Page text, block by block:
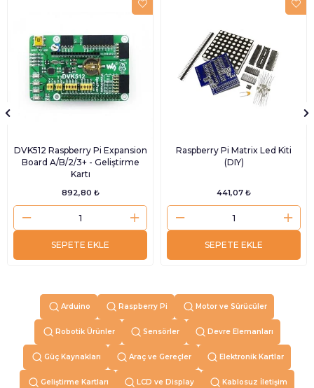
DVK512 Raspberry Pi Expansion
Board A/B/2/3+ - Geliştirme
Kartı
892,80 ₺
SEPETE EKLE
Raspberry Pi Matrix Led Kiti
(DIY)
441,07 ₺
SEPETE EKLE
Arduino Raspberry Pi Motor ve Sürücüler
Robotik Ürünler Sensörler Devre Elemanları
Güç Kaynakları Araç ve Gereçler Elektronik Kartlar
Geliştirme Kartları LCD ve Display Kablosuz İletişim